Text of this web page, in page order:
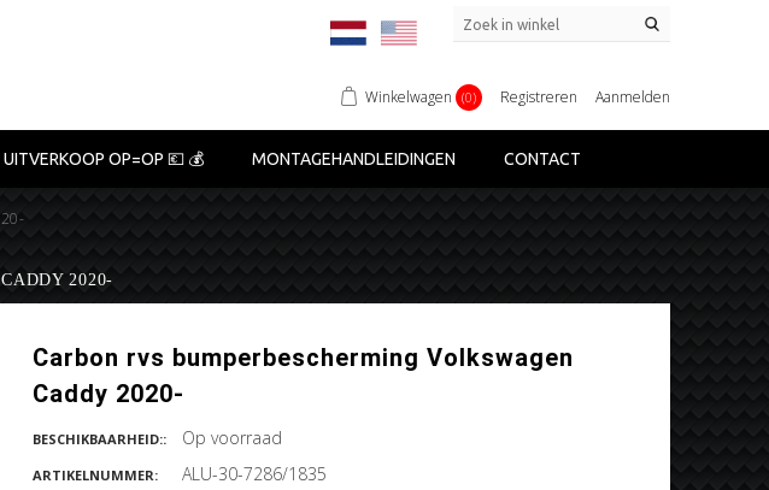
Winkelwagen (0) Registreren Aanmelden
UITVERKOOP OP=OP 💶 💰 MONTAGEHANDLEIDINGEN CONTACT
2020-
Carbon rvs bumperbescherming Volkswagen
Caddy 2020-
BESCHIKBAARHEID:: Op voorraad
ARTIKELNUMMER: ALU-30-7286/1835